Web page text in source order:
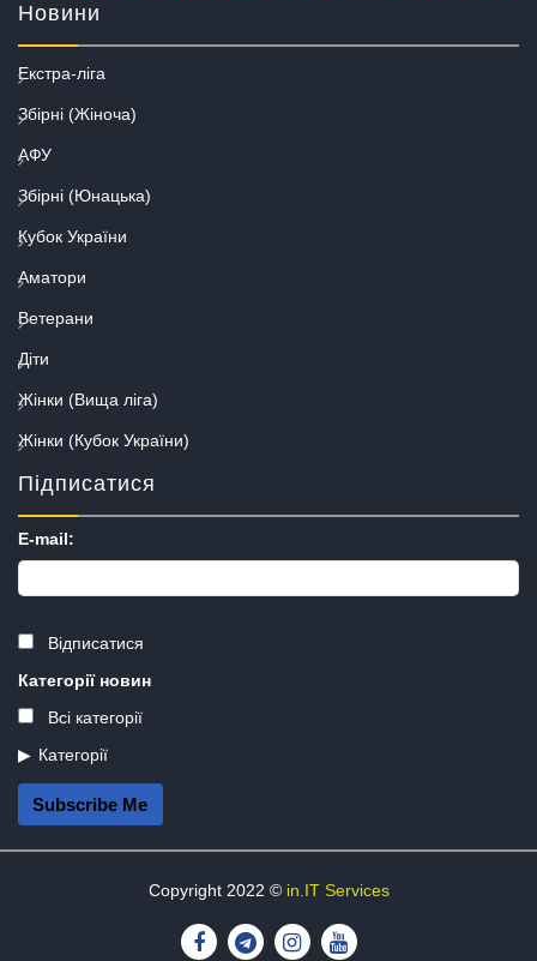
Новини
Екстра-ліга
Збірні (Жіноча)
АФУ
Збірні (Юнацька)
Кубок України
Аматори
Ветерани
Діти
Жінки (Вища ліга)
Жінки (Кубок України)
Підписатися
E-mail:
Відписатися
Категорії новин
Всі категорії
Категорії
Subscribe Me
Copyright 2022 © in.IT Services